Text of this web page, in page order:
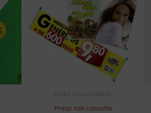
Preço sob consulta